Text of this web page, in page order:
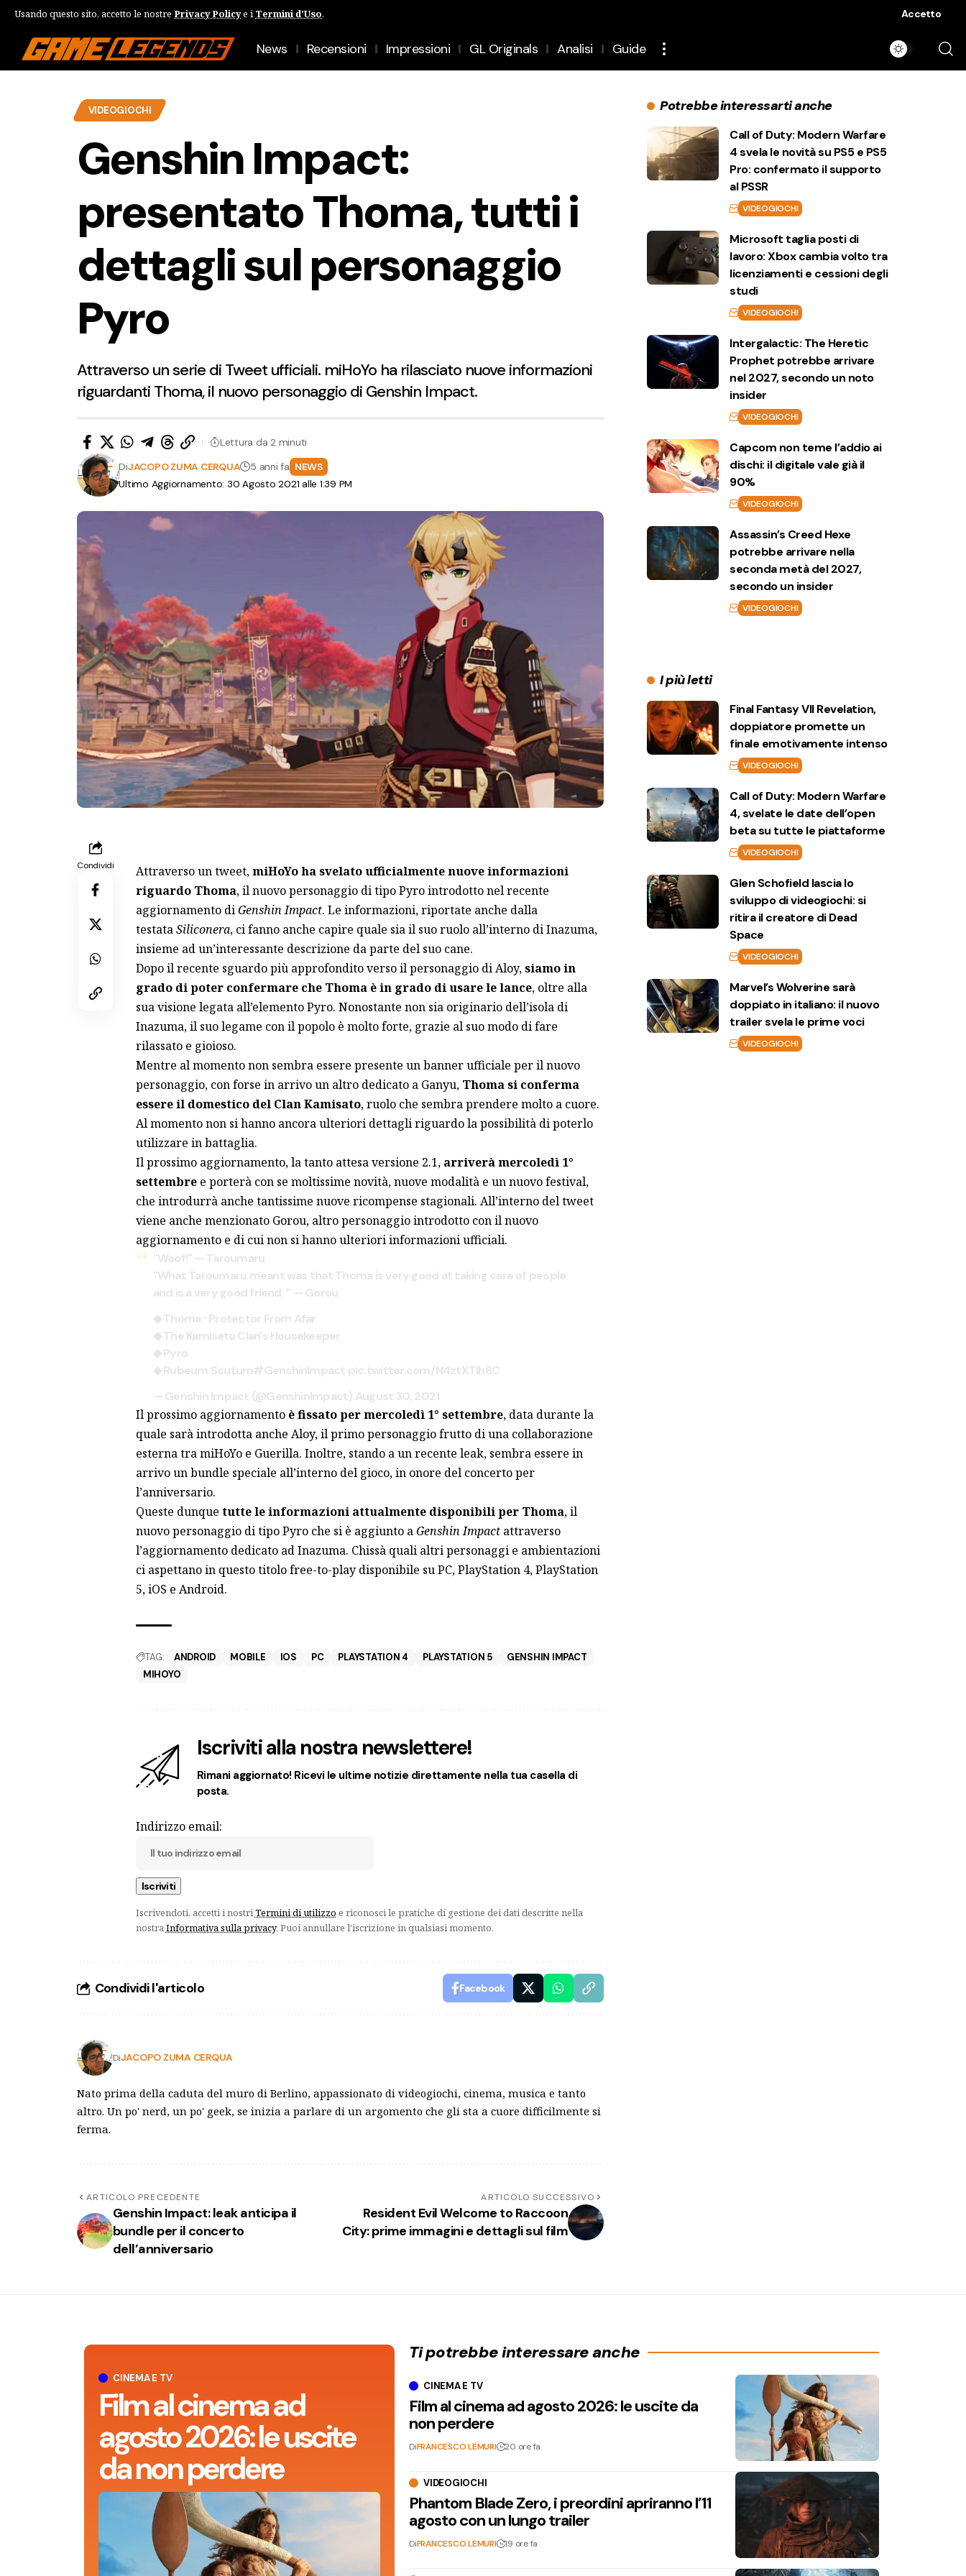
Usando questo sito, accetto le nostre Privacy Policye i Termini d'Uso. Accetto
News Recensioni Impressioni GL Originals Analisi Guide
VIDEOGIOCHI
Genshin Impact:
presentato Thoma, tutti i
dettagli sul personaggio
Pyro
Attraverso un serie di Tweet ufficiali. miHoYo ha rilasciato nuove informazioni
riguardanti Thoma, il nuovo personaggio di Genshin Impact.
Ultimo Aggiornamento: 30 Agosto 2021 alle 1:39 PM
DiJACOPO ZUMA CERQUA 5 anni fa NEWS
Lettura da 2 minuti
Condividi Attraverso un tweet,miHoYo ha svelato ufficialmente nuove informazioni
riguardo Thoma, il nuovo personaggio di tipo Pyro introdotto nel recente
aggiornamento diGenshin Impact. Le informazioni, riportate anche dalla
testataSiliconera, ci fanno anche capire quale sia il suo ruolo all’interno di Inazuma,
insieme ad un’interessante descrizione da parte del suo cane.
Dopo il recente sguardo più approfonditoverso il personaggio di Aloy,siamo in
grado di poter confermare che Thoma è in grado di usare le lance, oltre alla
sua visione legata all’elemento Pyro. Nonostante non sia originario dell’isola di
Inazuma, il suo legame con il popolo è molto forte, grazie al suo modo di fare
rilassato e gioioso.
Mentre al momento non sembra essere presente un banner ufficiale per il nuovo
personaggio, conforse in arrivo un altro dedicato a Ganyu, Thoma si conferma
essere il domestico del Clan Kamisato, ruolo che sembra prendere molto a cuore.
Al momento non si hanno ancora ulteriori dettagli riguardo la possibilità di poterlo
utilizzare in battaglia.
Il prossimo aggiornamento, latanto attesa versione 2.1, arriverà mercoledì 1°
settembree porterà con se moltissime novità, nuove modalità e un nuovo festival,
che introdurrà anche tantissime nuove ricompense stagionali. All’interno del tweet
viene anche menzionato Gorou, altro personaggio introdotto con il nuovo
aggiornamento e di cui non si hanno ulteriori informazioni ufficiali.
"Woof!" — Taroumaru
"What Taroumaru meant was that Thoma is very good at taking care of people
and is a very good friend. " — Gorou
◆ Thoma ‧ Protector From Afar
◆ The Kamisato Clan's Housekeeper
◆ Pyro
◆ Rubeum Scutum#GenshinImpact pic.twitter.com/N4ztXTlh6C
— Genshin Impact (@GenshinImpact) August 30, 2021
Il prossimo aggiornamento è fissato per mercoledì 1° settembre, data durante la
quale sarà introdotta anche Aloy, il primo personaggio frutto di una collaborazione
esterna tra miHoYo e Guerilla. Inoltre, stando aun recente leak, sembra essere in
arrivo un bundle speciale all’interno del gioco, in onore del concerto per
l’anniversario.
Queste dunque tutte le informazioni attualmente disponibili per Thoma, il
nuovo personaggio di tipo Pyro che si è aggiunto aGenshin Impactattraverso
l’aggiornamento dedicato ad Inazuma. Chissà quali altri personaggi e ambientazioni
ci aspettano in questo titolo free-to-play disponibile su PC, PlayStation 4, PlayStation
5, iOS e Android.
TAG: ANDROID MOBILE IOS PC PLAYSTATION 4 PLAYSTATION 5
GENSHIN IMPACT
MIHOYO
Iscriviti alla nostra newslettere!
Rimani aggiornato! Ricevi le ultime notizie direttamente nella tua casella di
posta.
Indirizzo email:
Iscrivendoti, accetti i nostriTermini di utilizzo e riconosci le pratiche di gestione dei dati descritte nella
nostraInformativa sulla privacy. Puoi annullare l'iscrizione in qualsiasi momento.
Condividi l'articolo Facebook
DiJACOPO ZUMA CERQUA
Nato prima della caduta del muro di Berlino, appassionato di videogiochi, cinema, musica e tanto
altro. Un po' nerd, un po' geek, se inizia a parlare di un argomento che gli sta a cuore difficilmente si
ferma.
ARTICOLO PRECEDENTE
Genshin Impact: leak anticipa il
bundle per il concerto
dell’anniversario
ARTICOLO SUCCESSIVO
Resident Evil Welcome to Raccoon
City: prime immagini e dettagli sul film
Potrebbe interessarti anche
Call of Duty: Modern Warfare
4 svela le novità su PS5 e PS5
Pro: confermato il supporto
al PSSR
VIDEOGIOCHI
Microsoft taglia posti di
lavoro: Xbox cambia volto tra
licenziamenti e cessioni degli
studi
VIDEOGIOCHI
Intergalactic: The Heretic
Prophet potrebbe arrivare
nel 2027, secondo un noto
insider
VIDEOGIOCHI
Capcom non teme l’addio ai
dischi: il digitale vale già il
90%
VIDEOGIOCHI
Assassin’s Creed Hexe
potrebbe arrivare nella
seconda metà del 2027,
secondo un insider
VIDEOGIOCHI
I più letti
Final Fantasy VII Revelation,
doppiatore promette un
finale emotivamente intenso
VIDEOGIOCHI
Call of Duty: Modern Warfare
4, svelate le date dell’open
beta su tutte le piattaforme
VIDEOGIOCHI
Glen Schofield lascia lo
sviluppo di videogiochi: si
ritira il creatore di Dead
Space
VIDEOGIOCHI
Marvel’s Wolverine sarà
doppiato in italiano: il nuovo
trailer svela le prime voci
VIDEOGIOCHI
CINEMA E TV
Film al cinema ad
agosto 2026: le uscite
da non perdere
Ti potrebbe interessare anche
CINEMA E TV
Film al cinema ad agosto 2026: le uscite da
non perdere
DiFRANCESCO LEMURI 20 ore fa
VIDEOGIOCHI
Phantom Blade Zero, i preordini apriranno l’11
agosto con un lungo trailer
DiFRANCESCO LEMURI 19 ore fa